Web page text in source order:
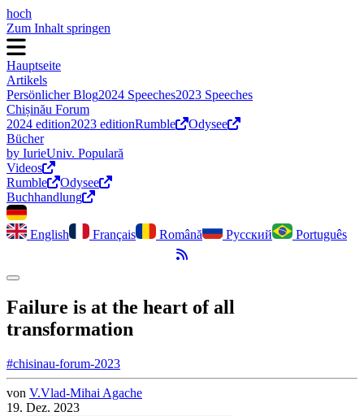
hoch
Zum Inhalt springen
Hauptseite
Artikels
Persönlicher Blog2024 Speeches2023 Speeches
Chișinău Forum
2024 edition2023 editionRumble
Odysee
Bücher
by IurieUniv. Populară
Videos
Rumble
Odysee
Buchhandlung
English Français Română Русский
Português
RSS-Feed
Dark Mode umschalten
Failure is at the heart of all
transformation
#chisinau-forum-2023
von V.Vlad-Mihai Agache
19. Dez. 2023